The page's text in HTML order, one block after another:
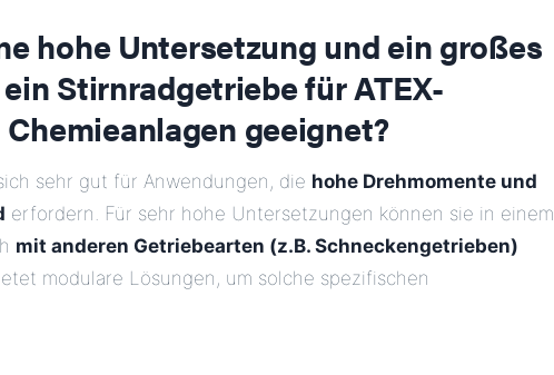
hohe Untersetzung und ein großes
Stirnradgetriebe für ATEX-
geeignet?
sehr gut für Anwendungen, die hohe Drehmomente und
erfordern. Für sehr hohe Untersetzungen können sie in einem
mit anderen Getriebearten (z.B. Schneckengetrieben)
modulare Lösungen, um solche spezifischen